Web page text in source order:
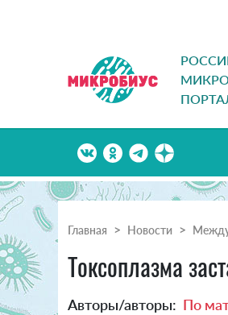
Главная Новости
Токсоплазма
Авторы/авторы: По